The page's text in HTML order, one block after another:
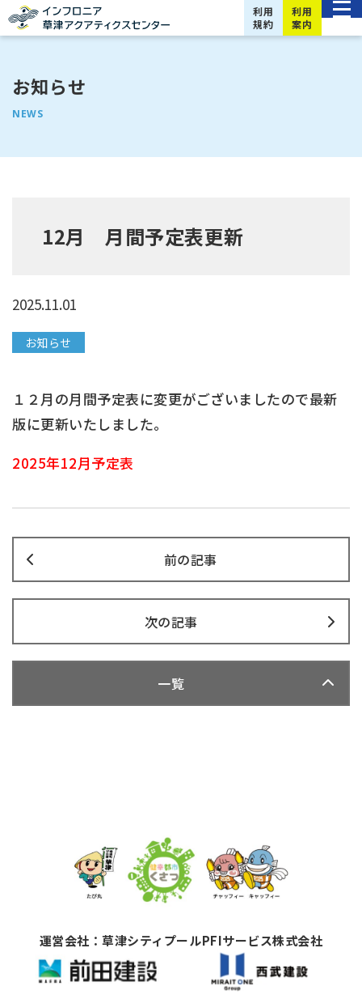
利用
規約
利用
案内
NEWS
お知らせ
12月 月間予定表更新
2025.11.01
お知らせ
１２月の月間予定表に変更がございましたので最新
版に更新いたしました。
2025年12月予定表
前の記事
次の記事
一覧
運営会社：草津シティプールPFIサービス株式会社